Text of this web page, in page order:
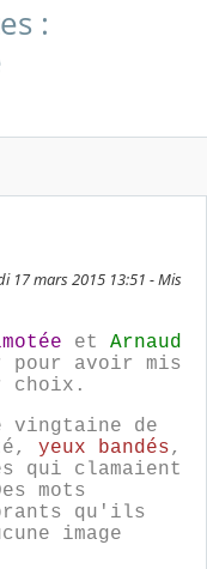
:
17 mars 2015 13:51 - Mis
et Arnaud
pour avoir mis
choix.
vingtaine de
yeux bandés,
qui clamaient
mots
qu'ils
image